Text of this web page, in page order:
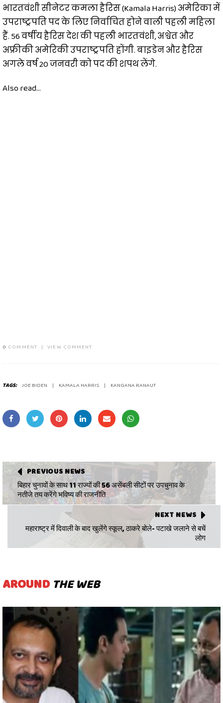
भारतवंशी सीनेटर कमला हैरिस (Kamala Harris) अमेरिका में
उपराष्ट्रपति पद के लिए निर्वाचित होने वाली पहली महिला
हैं. 56 वर्षीय हैरिस देश की पहली भारतवंशी, अश्वेत और
अफ्रीकी अमेरिकी उपराष्ट्रपति होंगी. बाइडेन और हैरिस
अगले वर्ष 20 जनवरी को पद की शपथ लेंगे.
Also read...
0 COMMENT | VIEW COMMENT
TAGS: JOE BIDEN KAMALA HARRIS KANGANA RANAUT
PREVIOUS NEWS
बिहार चुनावों के साथ 11 राज्यों की 56 असेंबली सीटों पर उपचुनाव के
नतीजे तय करेंगे भविष्य की राजनीति
NEXT NEWS
महाराष्ट्र में दिवाली के बाद खुलेंगे स्कूल, ठाकरे बोले- पटाखे जलाने से बचें
लोग
AROUND THE WEB